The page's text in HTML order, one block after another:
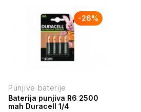
-26%
Punjive baterije
Baterija punjiva R6 2500
mah Duracell 1/4